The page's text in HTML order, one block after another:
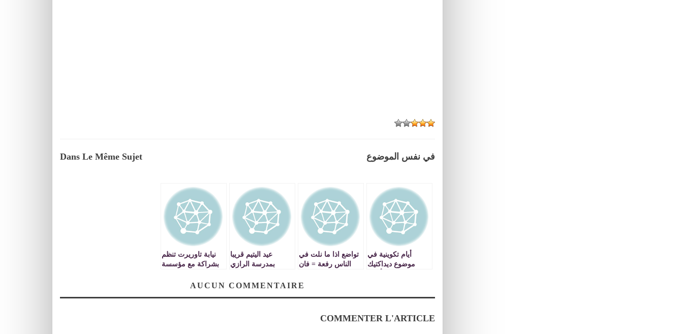
Dans Le Même Sujet في نفس الموضوع
أيام تكوينية في
موضوع ديداكتيك
تواضع اذا ما نلت في
الناس رفعة = فان
يتواضع
عيد اليتيم قريبا
بمدرسة الرازي
نيابة تاوريرت تنظم
بشراكة مع مؤسسة
(وجدة) قافلة العلوم
AUCUN COMMENTAIRE
COMMENTER L'ARTICLE